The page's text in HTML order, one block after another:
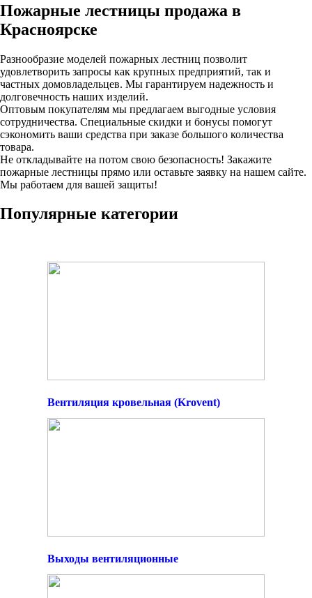
Пожарные лестницы продажа в
Красноярске
Разнообразие моделей пожарных лестниц позволит
удовлетворить запросы как крупных предприятий, так и
частных домовладельцев. Мы гарантируем надежность и
долговечность наших изделий.
Оптовым покупателям мы предлагаем выгодные условия
сотрудничества. Специальные скидки и бонусы помогут
сэкономить ваши средства при заказе большого количества
товара.
Не откладывайте на потом свою безопасность! Закажите
пожарные лестницы прямо или оставьте заявку на нашем сайте.
Мы работаем для вашей защиты!
Популярные категории
Вентиляция кровельная (Krovent)
Выходы вентиляционные